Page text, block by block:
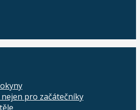
pro začátečníky